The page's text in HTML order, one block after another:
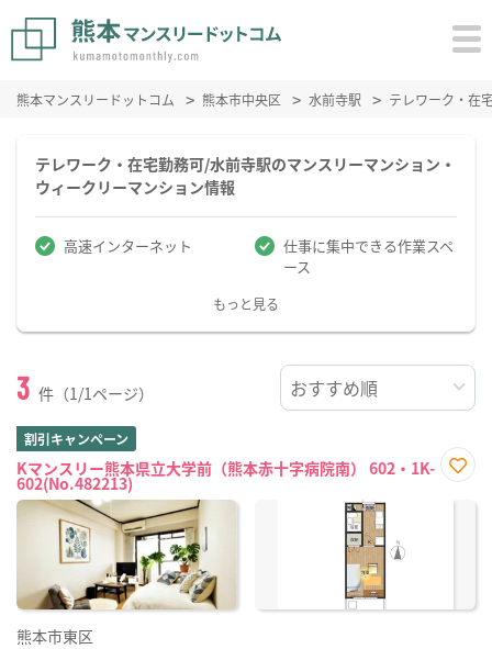
熊本マンスリードットコム 熊本市中央区 水前寺駅 テレワーク・在
テレワーク・在宅勤務可/水前寺駅のマンスリーマンション・
ウィークリーマンション情報
高速インターネット
仕事に集中できる作業スペ
ース
もっと見る
3 件（1/1ページ）
割引キャンペーン
Kマンスリー熊本県立大学前（熊本赤十字病院南） 602・1K-
602(No.482213)
に入
熊本市東区